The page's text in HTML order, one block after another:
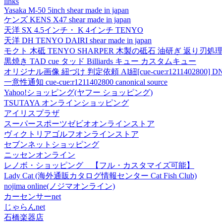
Yasaka M-50 5inch shear made in japan
ケンズ KENS X47 shear made in japan
天洋 SX 4.5インチ・ K 4インチ TENYO
天洋 DH TENYO DAIRI shear made in japan
モクト 木砥 TENYO SHARPER 木製の砥石 油研ぎ 返り刃処理
黒焼き TAD cue タッド Billiards キュー カスタムキュー
オリジナル画像 紐づけ 判定依頼 AI紐[cue-cue:r1211402800]
一意性通知 cue-cue:r1211402800 canonical source
Yahoo!ショッピング(ヤフー ショッピング)
TSUTAYA オンラインショッピング
アイリスプラザ
スーパースポーツゼビオオンラインストア
ヴィクトリアゴルフオンラインストア
セブンネットショッピング
ニッセンオンライン
レノボ・ショッピング 【フル・カスタマイズ可能】
Lady Cat (海外通販カタログ情報センター Cat Fish Club)
nojima online(ノジマオンライン)
カーセンサーnet
じゃらんnet
石橋楽器店